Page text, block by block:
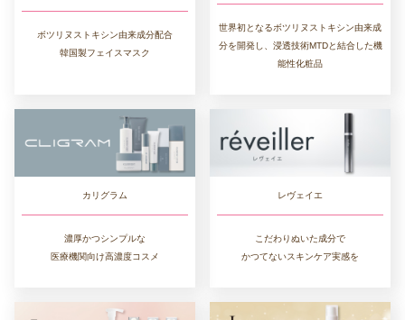
ボツリヌストキシン由来成分配合
韓国製フェイスマスク
世界初となるボツリヌストキシン由来成
分を開発し、浸透技術MTDと結合した機
能性化粧品
カリグラム
濃厚かつシンプルな
医療機関向け高濃度コスメ
レヴェイエ
こだわりぬいた成分で
かつてないスキンケア実感を